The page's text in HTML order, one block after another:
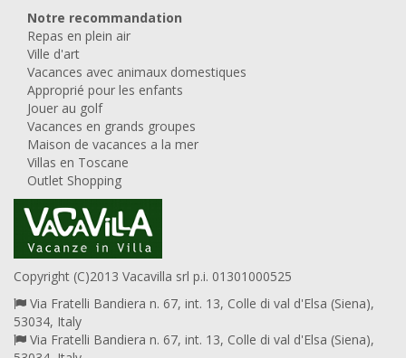
Notre recommandation
Repas en plein air
Ville d'art
Vacances avec animaux domestiques
Approprié pour les enfants
Jouer au golf
Vacances en grands groupes
Maison de vacances a la mer
Villas en Toscane
Outlet Shopping
Copyright (C)2013 Vacavilla srl p.i. 01301000525
Via Fratelli Bandiera n. 67, int. 13, Colle di val d'Elsa (Siena),
53034, Italy
Via Fratelli Bandiera n. 67, int. 13, Colle di val d'Elsa (Siena),